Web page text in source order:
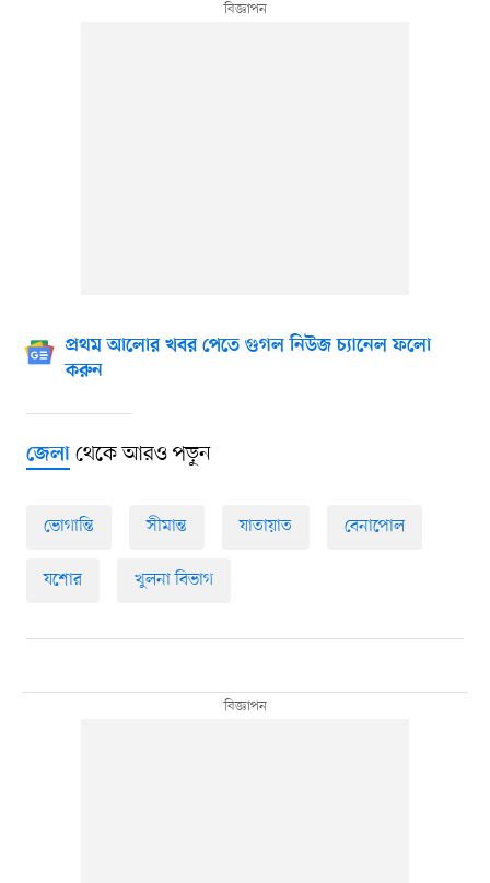
প্রথম আলোর খবর পেতে গুগল নিউজ চ্যানেল ফলো
করুন
জেলাথেকে আরও পড়ুন
ভোগান্তি সীমান্ত যাতায়াত বেনাপোল
যশোর খুলনা বিভাগ